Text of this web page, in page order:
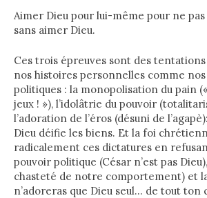
Aimer Dieu pour lui-même pour ne pas
sans aimer Dieu.
Ces trois épreuves sont des
nos histoires personnelles comme
politiques : la monopolisation du pain
jeux ! »), l’idolâtrie du pouvoir
l’adoration de l’éros (désuni de
Dieu déifie les biens. Et la foi
radicalement ces dictatures en
pouvoir politique (César n’est pas
chasteté de notre comportement) et
n’adoreras que Dieu seul… de tout ton